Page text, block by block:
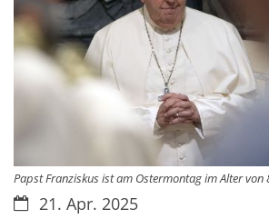
Papst Franziskus ist am Ostermontag im Alter von
Datum:21. Apr. 2025